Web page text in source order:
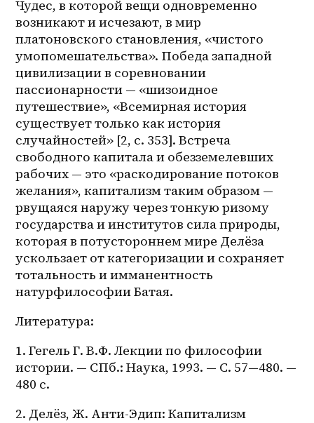
Чудес, в которой вещи одновременно
возникают и исчезают, в мир
платоновского становления, «чистого
умопомешательства». Победа западной
цивилизации в соревновании
пассионарности — «шизоидное
путешествие», «Всемирная история
существует только как история
случайностей» [2, с. 353]. Встреча
свободного капитала и обезземелевших
рабочих — это «раскодирование потоков
желания», капитализм таким образом —
рвущаяся наружу через тонкую ризому
государства и институтов сила природы,
которая в потустороннем мире Делёза
ускользает от категоризации и сохраняет
тотальность и имманентность
натурфилософии Батая.
Литература:
1. Гегель Г. В.Ф. Лекции по философии
истории. — СПб.: Наука, 1993. — С. 57—480. —
480 с.
2. Делёз, Ж. Анти-Эдип: Капитализм